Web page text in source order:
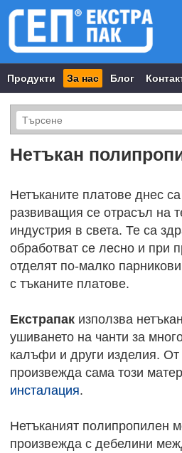
Продукти За нас Блог
Нетъкан
Нетъканите платове днес
развиващия се отрасъл на
индустрия в света. Те са
обработват се лесно и при
отделят по-малко
с тъканите платове.
Екстрапакизползва
ушиването на чанти за
калъфи и други изделия.
произвежда сама този
инсталация.
Нетъканият полипропилен
произвежда с дебелини